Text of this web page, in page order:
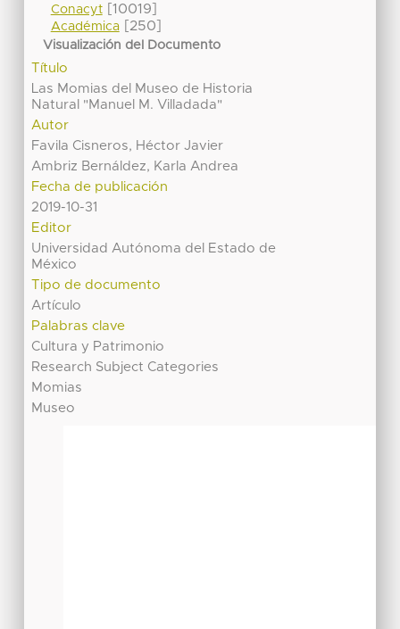
Conacyt[10019]
Académica[250]
Visualización del Documento
Título
Las Momias del Museo de Historia
Natural "Manuel M. Villadada"
Autor
Favila Cisneros, Héctor Javier
Ambriz Bernáldez, Karla Andrea
Fecha de publicación
2019-10-31
Editor
Universidad Autónoma del Estado de
México
Tipo de documento
Artículo
Palabras clave
Cultura y Patrimonio
Research Subject Categories
Momias
Museo